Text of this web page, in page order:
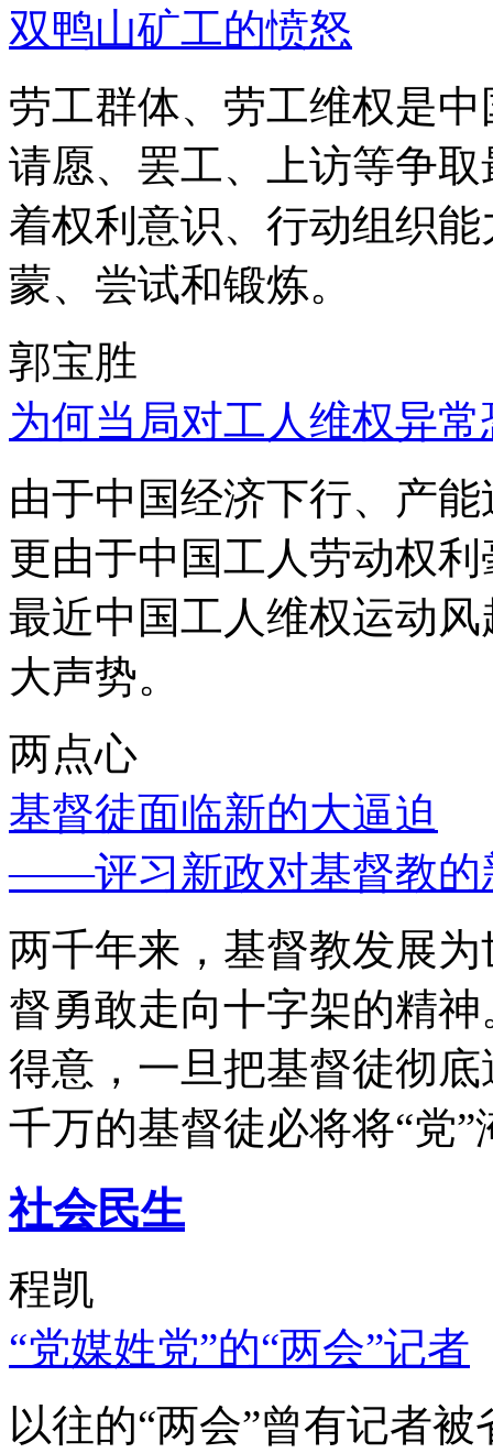
双鸭山矿工的愤怒
劳工群体、劳工维权是
请愿、罢工、上访等争
着权利意识、行动组织
蒙、尝试和锻炼。
郭宝胜
为何当局对工人维权异
由于中国经济下行、产
更由于中国工人劳动权
最近中国工人维权运动
大声势。
两点心
基督徒面临新的大逼迫
——评习新政对基督教的
两千年来，基督教发展
督勇敢走向十字架的精
得意，一旦把基督徒彻
千万的基督徒必将将“党”
社会民生
程凯
“党媒姓党”的“两会”记者
以往的“两会”曾有记者